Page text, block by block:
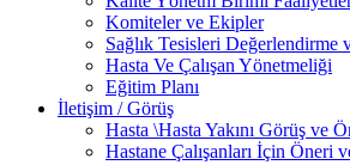
Komiteler ve Ekipler
Sağlık Tesisleri Değerlendirme
Hasta Ve Çalışan Yönetmeliği
Eğitim Planı
İletişim / Görüş
Hasta \Hasta Yakını Görüş ve
Hastane Çalışanları İçin Öneri